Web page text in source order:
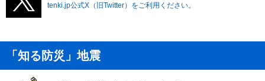
tenki.jp公式X（旧Twitter）をご利用ください。
「知る防災」地震